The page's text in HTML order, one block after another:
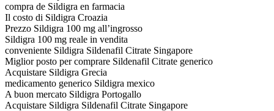
compra de Sildigra en farmacia
Il costo di Sildigra Croazia
Prezzo Sildigra 100 mg all’ingrosso
Sildigra 100 mg reale in vendita
conveniente Sildigra Sildenafil Citrate Singapore
Miglior posto per comprare Sildenafil Citrate generico
Acquistare Sildigra Grecia
medicamento generico Sildigra mexico
A buon mercato Sildigra Portogallo
Acquistare Sildigra Sildenafil Citrate Singapore